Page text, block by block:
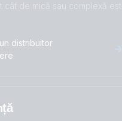
cât de mică sau complexă
distribuitor